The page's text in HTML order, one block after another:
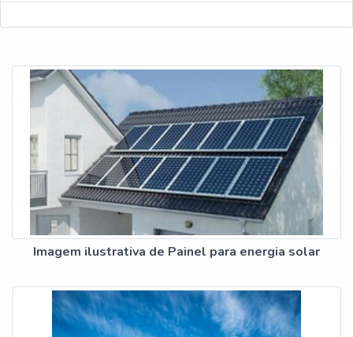
significa que você pode economizar ainda mais.
e econômica de gerar energia limpa, o painel
para energia solar é a solução ideal.
Imagem ilustrativa de Painel para energia solar